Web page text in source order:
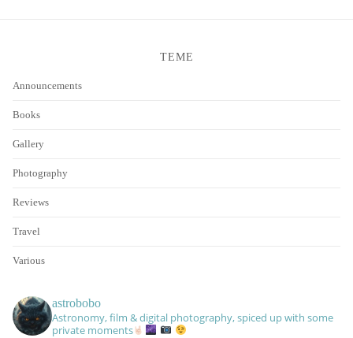
TEME
Announcements
Books
Gallery
Photography
Reviews
Travel
Various
astrobobo
Astronomy, film & digital photography, spiced up with some
private moments